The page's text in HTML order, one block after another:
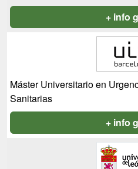
+ info
Máster Universitario en
Sanitarias
+ info